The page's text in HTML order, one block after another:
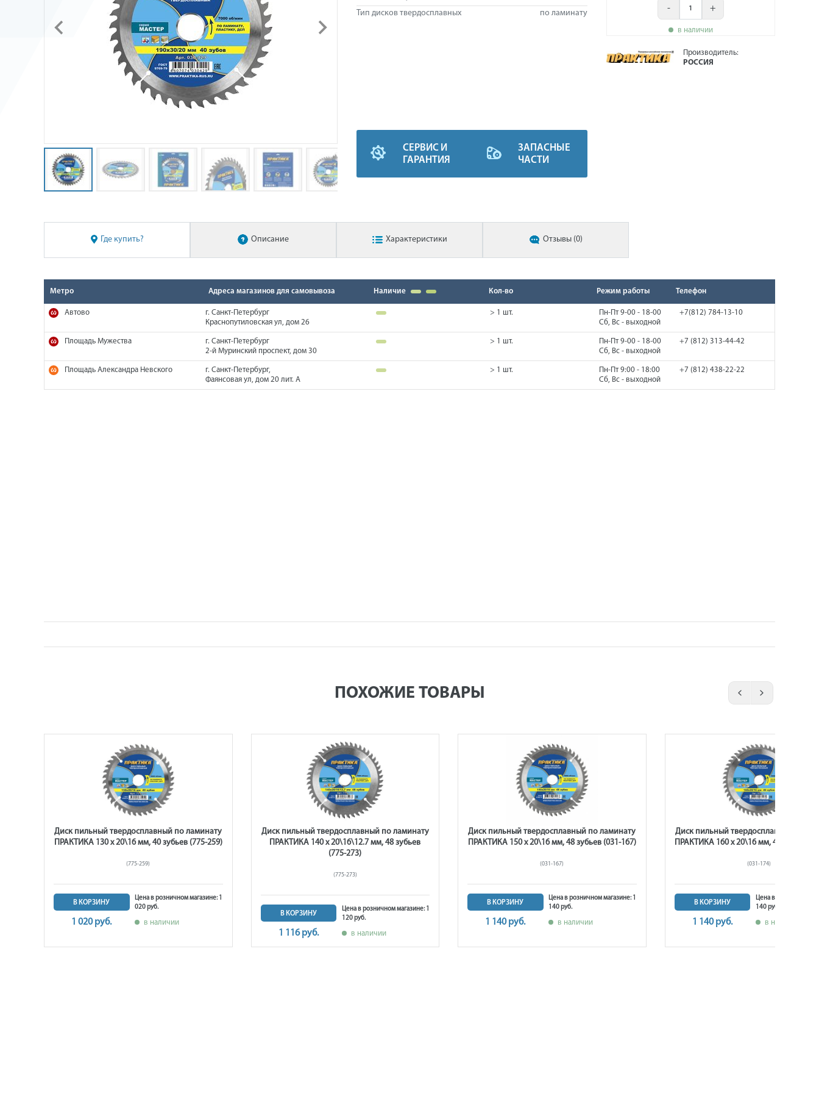
Тип дисков твердосплавных
по ламинату
СЕРВИС И
ГАРАНТИЯ
ЗАПАСНЫЕ
ЧАСТИ
- +
в наличии
Производитель:
РОССИЯ
Где купить? Описание Характеристики Отзывы (0)
Метро Адреса магазинов для самовывоза Наличие Кол-во Режим работы Телефон
Автово
г. Санкт-Петербург
Краснопутиловская ул, дом 26
> 1 шт.
Пн-Пт 9-00 - 18-00
Сб, Вс - выходной
+7(812) 784-13-10
Площадь Мужества
г. Санкт-Петербург
2-й Муринский проспект, дом 30
> 1 шт.
Пн-Пт 9-00 - 18-00
Сб, Вс - выходной
+7 (812) 313-44-42
Площадь Александра Невского
г. Санкт-Петербург,
Фаянсовая ул, дом 20 лит. А
> 1 шт.
Пн-Пт 9:00 - 18:00
Сб, Вс - выходной
+7 (812) 438-22-22
ПОХОЖИЕ ТОВАРЫ
Диск пильный твердосплавный по ламинату
ПРАКТИКА 130 х 20\16 мм, 40 зубьев (775-259)
(775-259)
В КОРЗИНУ
1 020 руб.
Цена в розничном магазине: 1
020 руб.
в наличии
Диск пильный твердосплавный по ламинату
ПРАКТИКА 140 х 20\16\12.7 мм, 48 зубьев
(775-273)
(775-273)
В КОРЗИНУ
1 116 руб.
Цена в розничном магазине: 1
120 руб.
в наличии
Диск пильный твердосплавный по ламинату
ПРАКТИКА 150 х 20\16 мм, 48 зубьев (031-167)
(031-167)
В КОРЗИНУ
1 140 руб.
Цена в розничном магазине: 1
140 руб.
в наличии
Диск пильный твердосплавный по
ПРАКТИКА 160 х 20\16 мм, 48 зубьев
(031-174)
В КОРЗИНУ
1 140 руб.
Цена в розничном
140 руб.
в наличии